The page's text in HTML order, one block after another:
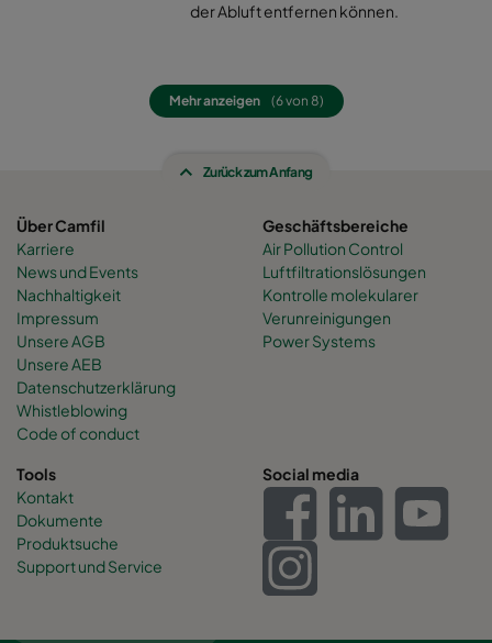
der Abluft entfernen können.
Mehr anzeigen (6 von 8)
Zurück zum Anfang
Über Camfil
Karriere
News und Events
Nachhaltigkeit
Impressum
Unsere AGB
Unsere AEB
Datenschutzerklärung
Whistleblowing
Code of conduct
Geschäftsbereiche
Air Pollution Control
Luftfiltrationslösungen
Kontrolle molekularer
Verunreinigungen
Power Systems
Tools
Kontakt
Dokumente
Produktsuche
Support und Service
Social media